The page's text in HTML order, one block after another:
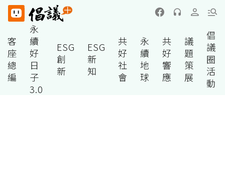
客
座
總
編
永
續
好
日
子
3.0
ESG
創
新
ESG
新
知
共
好
社
會
永
續
地
球
共
好
響
應
議
題
策
展
倡
議
圈
活
動